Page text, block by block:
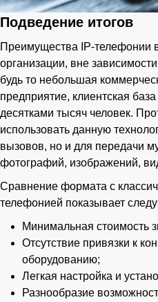
Подведение итогов
Преимущества IP-телефонии
организации, вне
будь то небольшая
предприятие, клиентская
десятками тысяч человек.
использовать данную
вызовов, но и для передачи
фотографий, изображений,
Сравнение формата с
телефонией показывает
Минимальная стоимость
Отсутствие привязки к
оборудованию;
Легкая настройка и
Разнообразие